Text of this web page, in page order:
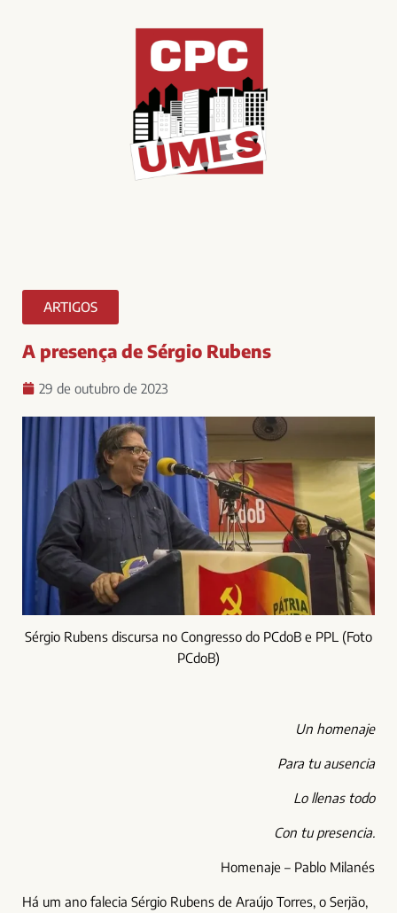
ARTIGOS
A presença de Sérgio Rubens
29 de outubro de 2023
Sérgio Rubens discursa no Congresso do PCdoB e PPL (Foto
PCdoB)
Un homenaje
Para tu ausencia
Lo llenas todo
Con tu presencia.
Homenaje – Pablo Milanés
Há um ano falecia Sérgio Rubens de Araújo Torres, o Serjão,